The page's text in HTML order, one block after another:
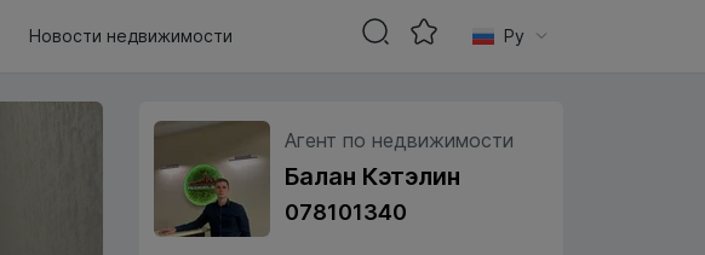
Агент по недвижимости
Балан Кэтэлин
078101340
Новости недвижимости Ру